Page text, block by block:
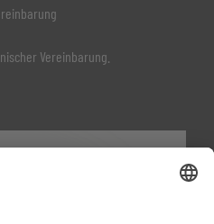
Vereinbarung.